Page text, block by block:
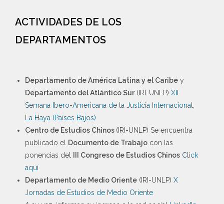
ACTIVIDADES DE LOS
DEPARTAMENTOS
Departamento de América Latina y el Caribe y
Departamento del Atlántico Sur(IRI-UNLP) XII
Semana Ibero-Americana de la Justicia Internacional,
La Haya (Países Bajos)
Centro de Estudios Chinos (IRI-UNLP) Se encuentra
publicado el
Documento de Trabajo con las
ponencias del
III Congreso de Estudios Chinos Click
aquí
Departamento de Medio Oriente (IRI-UNLP) X
Jornadas de Estudios de Medio Oriente